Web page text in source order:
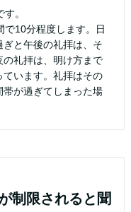
。
で10分程度します。日
と午後の礼拝は、そ
礼拝は、明け方まで
います。礼拝はその
が過ぎてしまった場
制限されると聞